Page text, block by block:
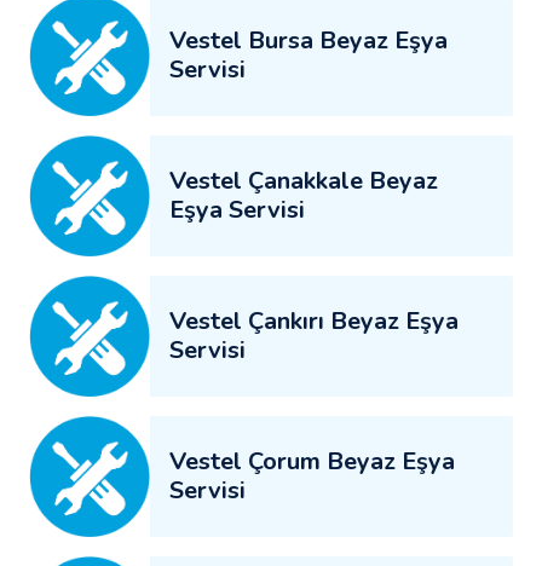
Vestel Bursa Beyaz Eşya
Servisi
Vestel Çanakkale Beyaz
Eşya Servisi
Vestel Çankırı Beyaz Eşya
Servisi
Vestel Çorum Beyaz Eşya
Servisi